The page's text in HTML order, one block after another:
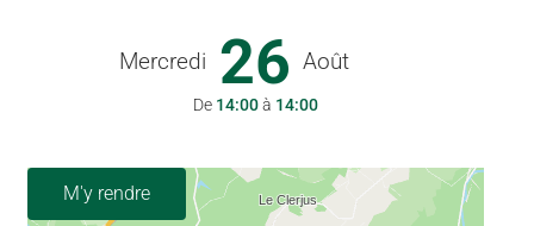
Mercredi 26 Août
De 14:00à 14:00
M'y rendre